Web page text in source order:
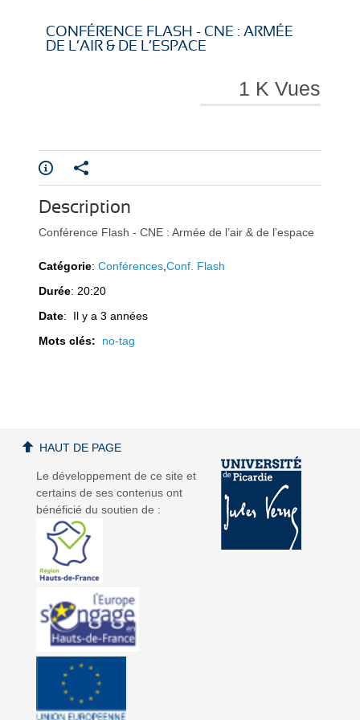
i
e
a
i
e
a
CONFÉRENCE FLASH - CNE : ARMÉE
DE L’AIR & DE L’ESPACE
1 K Vues
Description
Conférence Flash - CNE : Armée de l’air & de l’espace
Catégorie:Conférences ,Conf. Flash
Durée: 20:20
Date: Il y a 3 années
Mots clés: no-tag
Le développement de ce site et
certains de ses contenus ont
bénéficié du soutien de :
HAUT DE PAGE